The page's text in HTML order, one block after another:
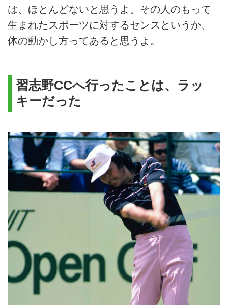
は、ほとんどないと思うよ。その人のもって
生まれたスポーツに対するセンスというか、
体の動かし方ってあると思うよ。
習志野CCへ行ったことは、ラッ
キーだった